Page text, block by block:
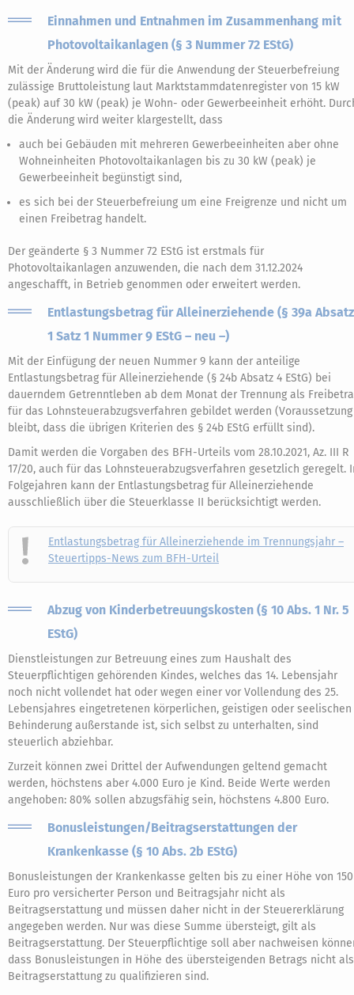
Einnahmen und Entnahmen im Zusammenhang mit
Photovoltaikanlagen (§ 3 Nummer 72 EStG)
Mit der Änderung wird die für die Anwendung der Steuerbefreiung
zulässige Bruttoleistung laut Marktstammdatenregister von 15 kW
(peak) auf 30 kW (peak) je Wohn- oder Gewerbeeinheit erhöht.
die Änderung wird weiter klargestellt, dass
auch bei Gebäuden mit mehreren Gewerbeeinheiten aber ohne
Wohneinheiten Photovoltaikanlagen bis zu 30 kW (peak) je
Gewerbeeinheit begünstigt sind,
es sich bei der Steuerbefreiung um eine Freigrenze und nicht um
einen Freibetrag handelt.
Der geänderte § 3 Nummer 72 EStG ist erstmals für
Photovoltaikanlagen anzuwenden, die nach dem 31.12.2024
angeschafft, in Betrieb genommen oder erweitert werden.
Entlastungsbetrag für Alleinerziehende (§ 39a Absatz
1 Satz 1 Nummer 9 EStG – neu –)
Mit der Einfügung der neuen Nummer 9 kann der anteilige
Entlastungsbetrag für Alleinerziehende (§ 24b Absatz 4 EStG) bei
dauerndem Getrenntleben ab dem Monat der Trennung als
für das Lohnsteuerabzugsverfahren gebildet werden (Voraussetzung
bleibt, dass die übrigen Kriterien des § 24b EStG erfüllt sind).
Damit werden die Vorgaben des BFH-Urteils vom 28.10.2021, Az. III R
17/20, auch für das Lohnsteuerabzugsverfahren gesetzlich geregelt.
Folgejahren kann der Entlastungsbetrag für Alleinerziehende
ausschließlich über die Steuerklasse II berücksichtigt werden.
Entlastungsbetrag für Alleinerziehende im Trennungsjahr –
Steuertipps-News zum BFH-Urteil
Abzug von Kinderbetreuungskosten (§ 10 Abs. 1 Nr. 5
EStG)
Dienstleistungen zur Betreuung eines zum Haushalt des
Steuerpflichtigen gehörenden Kindes, welches das 14. Lebensjahr
noch nicht vollendet hat oder wegen einer vor Vollendung des 25.
Lebensjahres eingetretenen körperlichen, geistigen oder seelischen
Behinderung außerstande ist, sich selbst zu unterhalten, sind
steuerlich abziehbar.
Zurzeit können zwei Drittel der Aufwendungen geltend gemacht
werden, höchstens aber 4.000 Euro je Kind. Beide Werte werden
angehoben: 80% sollen abzugsfähig sein, höchstens 4.800 Euro.
Bonusleistungen/Beitragserstattungen der
Krankenkasse (§ 10 Abs. 2b EStG)
Bonusleistungen der Krankenkasse gelten bis zu einer Höhe von 150
Euro pro versicherter Person und Beitragsjahr nicht als
Beitragserstattung und müssen daher nicht in der Steuererklärung
angegeben werden. Nur was diese Summe übersteigt, gilt als
Beitragserstattung. Der Steuerpflichtige soll aber nachweisen
dass Bonusleistungen in Höhe des übersteigenden Betrags nicht als
Beitragserstattung zu qualifizieren sind.